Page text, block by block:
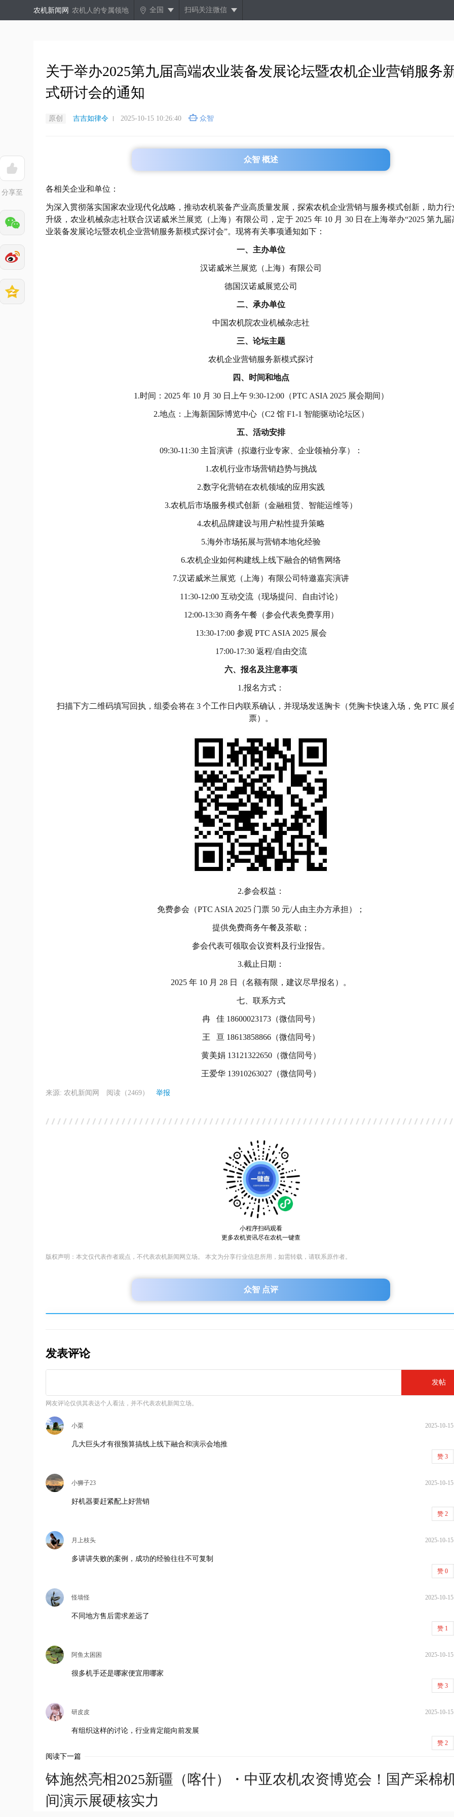
容
农机新闻网 农机人的专属领地 全国 扫码关注微信
关于举办2025第九届高端农业装备发展论坛暨农机企业营销服务
式研讨会的通知​
原创 吉吉如律令 2025-10-15 10:26:40 众智
分享至
众智 概述
各相关企业和单位：
为深入贯彻落实国家农业现代化战略，推动农机装备产业高质量发展，探索农机企业营销与服务模式创新，助力行
升级，农业机械杂志社联合汉诺威米兰展览（上海）有限公司，定于 2025 年 10 月 30 日在上海举办“2025 第九届
业装备发展论坛暨农机企业营销服务新模式探讨会”。现将有关事项通知如下：
一、主办单位
汉诺威米兰展览（上海）有限公司
德国汉诺威展览公司
二、承办单位
中国农机院农业机械杂志社
三、论坛主题
农机企业营销服务新模式探讨
四、时间和地点
1.时间：2025 年 10 月 30 日上午 9:30-12:00（PTC ASIA 2025 展会期间）
2.地点：上海新国际博览中心（C2 馆 F1-1 智能驱动论坛区）
五、活动安排
09:30-11:30 主旨演讲（拟邀行业专家、企业领袖分享）：
1.农机行业市场营销趋势与挑战
2.数字化营销在农机领域的应用实践
3.农机后市场服务模式创新（金融租赁、智能运维等）
4.农机品牌建设与用户粘性提升策略
5.海外市场拓展与营销本地化经验
6.农机企业如何构建线上线下融合的销售网络
7.汉诺威米兰展览（上海）有限公司特邀嘉宾演讲
11:30-12:00 互动交流（现场提问、自由讨论）
12:00-13:30 商务午餐（参会代表免费享用）
13:30-17:00 参观 PTC ASIA 2025 展会
17:00-17:30 返程/自由交流
六、报名及注意事项
1.报名方式：
扫描下方二维码填写回执，组委会将在 3 个工作日内联系确认，并现场发送胸卡（凭胸卡快速入场，免 PTC 展
票）。
2.参会权益：
免费参会（PTC ASIA 2025 门票 50 元/人由主办方承担）；
提供免费商务午餐及茶歇；
参会代表可领取会议资料及行业报告。
3.截止日期：
2025 年 10 月 28 日（名额有限，建议尽早报名）。
七、联系方式
冉 佳 18600023173（微信同号）
王 亘 18613858866（微信同号）
黄美娟 13121322650（微信同号）
王爱华 13910263027（微信同号）
来源: 农机新闻网 阅读（2469） 举报
小程序扫码观看
更多农机资讯尽在农机一键查
版权声明：本文仅代表作者观点，不代表农机新闻网立场。 本文为分享行业信息所用，如需转载，请联系原作者。
众智 点评
发表评论
发帖
网友评论仅供其表达个人看法，并不代表农机新闻立场。
小栗 2025-10-
几大巨头才有很预算搞线上线下融合和演示会地推
赞 3
小狮子23 2025-10-
好机器要赶紧配上好营销
赞 2
月上枝头 2025-10-
多讲讲失败的案例，成功的经验往往不可复制
赞 0
怪墙怪 2025-10-
不同地方售后需求差远了
赞 1
阿鱼太困困 2025-10-
很多机手还是哪家便宜用哪家
赞 3
研皮皮 2025-10-
有组织这样的讨论，行业肯定能向前发展
赞 2
阅读下一篇
钵施然亮相2025新疆（喀什）・中亚农机农资博览会！国产采棉
间演示展硬核实力